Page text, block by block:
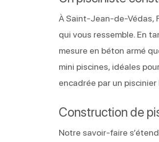
À Saint-Jean-de-Védas,
qui vous ressemble. En
mesure en béton armé
mini piscines, idéales
encadrée par un
Construction de
Notre savoir-faire